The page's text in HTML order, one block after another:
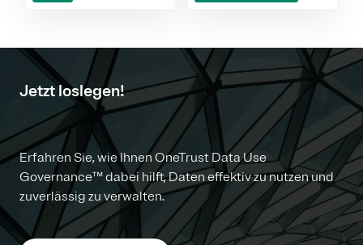
Jetzt loslegen!
Erfahren Sie, wie Ihnen OneTrust Data Use
Governance™ dabei hilft, Daten effektiv zu nutzen und
zuverlässig zu verwalten.